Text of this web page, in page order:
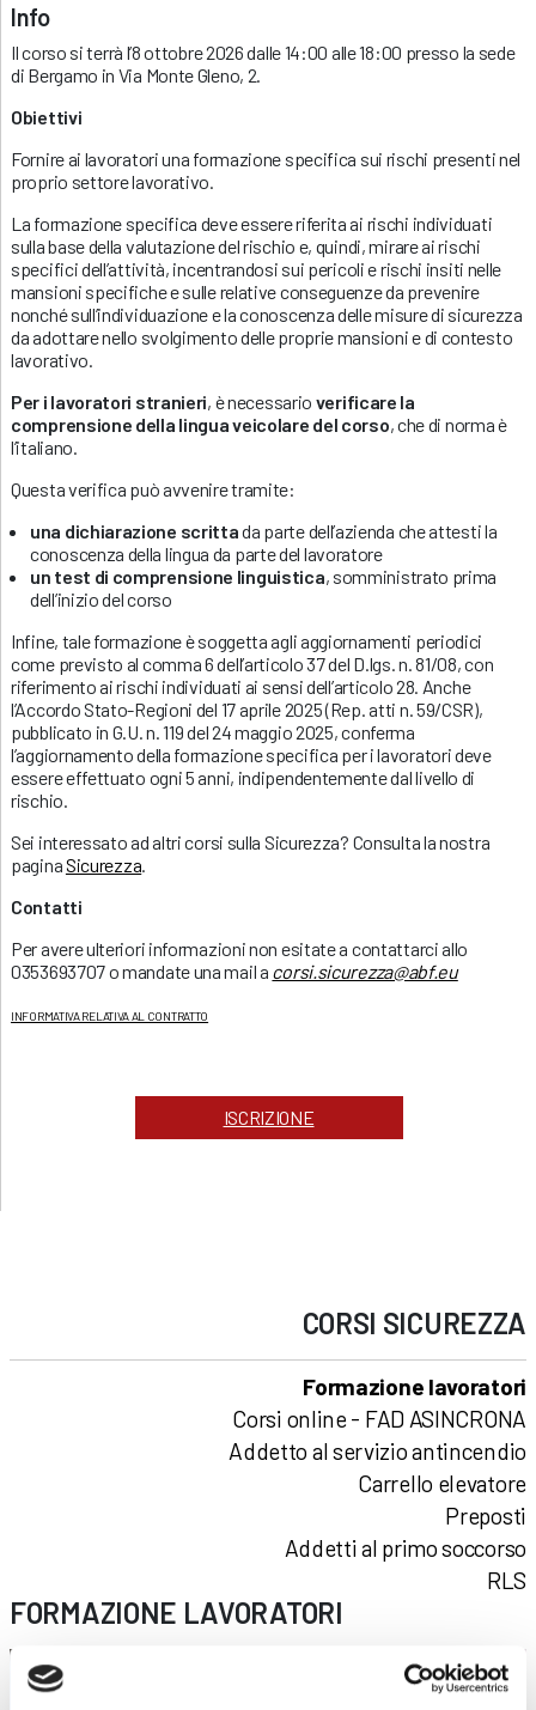
Info
Il corso si terrà l’8 ottobre 2026 dalle 14:00 alle 18:00 presso la sede
di Bergamo in Via Monte Gleno, 2.
Obiettivi
Fornire ai lavoratori una formazione specifica sui rischi presenti nel
proprio settore lavorativo.
La formazione specifica deve essere riferita ai rischi individuati
sulla base della valutazione del rischio e, quindi, mirare ai rischi
specifici dell’attività, incentrandosi sui pericoli e rischi insiti nelle
mansioni specifiche e sulle relative conseguenze da prevenire
nonché sull’individuazione e la conoscenza delle misure di sicurezza
da adottare nello svolgimento delle proprie mansioni e di contesto
lavorativo.
Per i lavoratori stranieri, è necessario verificare la
comprensione della lingua veicolare del corso, che di norma è
l’italiano.
Questa verifica può avvenire tramite:
una dichiarazione scrittada parte dell’azienda che attesti la
conoscenza della lingua da parte del lavoratore
un test di comprensione linguistica, somministrato prima
dell’inizio del corso
Infine, tale formazione è soggetta agli aggiornamenti periodici
come previsto al comma 6 dell’articolo 37 del D.lgs. n. 81/08, con
riferimento ai rischi individuati ai sensi dell’articolo 28. Anche
l’Accordo Stato-Regioni del 17 aprile 2025 (Rep. atti n. 59/CSR),
pubblicato in G.U. n. 119 del 24 maggio 2025, conferma
l’aggiornamento della formazione specifica per i lavoratori deve
essere effettuato ogni 5 anni, indipendentemente dal livello di
rischio.
Sei interessato ad altri corsi sulla Sicurezza? Consulta la nostra
paginaSicurezza
Contatti
Per avere ulteriori informazioni non esitate a contattarci allo
0353693707 o mandate una mail a corsi.sicurezza@abf.eu
INFORMATIVA RELATIVA AL CONTRATTO
ISCRIZIONE
CORSI SICUREZZA
Corsi online - FAD ASINCRONA
Formazione lavoratori
Addetto al servizio antincendio
Carrello elevatore
Preposti
Addetti al primo soccorso
RLS
FORMAZIONE LAVORATORI